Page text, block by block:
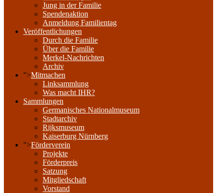
Jung in der Familie
Spendenaktion
Anmeldung Familientag
Veröffentlichungen
Durch die Familie
Über die Familie
Merkel-Nachrichten
Archiv
">Mitmachen
Linksammlung
Was macht IHR?
Sammlungen
Germanisches Nationalmuseum
Stadtarchiv
Rijksmuseum
Kaiserburg Nürnberg
">Förderverein
Projekte
Förderpreis
Satzung
Mitgliedschaft
Vorstand